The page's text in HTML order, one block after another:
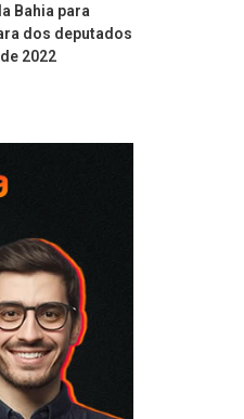
Bahia para
dos deputados
2022